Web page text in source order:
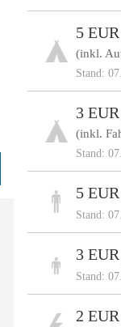
5
(inkl.
Stand:
3
(inkl.
Stand:
5
Stand:
3
Stand:
2